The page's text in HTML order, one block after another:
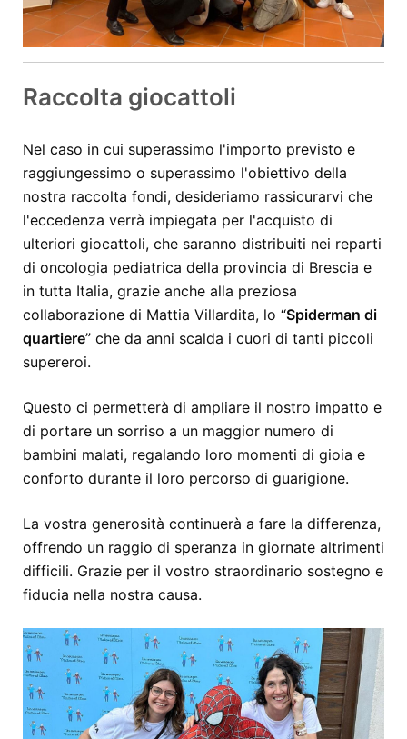
Raccolta giocattoli
Nel caso in cui superassimo l'importo previsto e
raggiungessimo o superassimo l'obiettivo della
nostra raccolta fondi, desideriamo rassicurarvi che
l'eccedenza verrà impiegata per l'acquisto di
ulteriori giocattoli, che saranno distribuiti nei reparti
di oncologia pediatrica della provincia di Brescia e
in tutta Italia, grazie anche alla preziosa
collaborazione di Mattia Villardita, lo “Spiderman di
quartiere” che da anni scalda i cuori di tanti piccoli
supereroi.
Questo ci permetterà di ampliare il nostro impatto e
di portare un sorriso a un maggior numero di
bambini malati, regalando loro momenti di gioia e
conforto durante il loro percorso di guarigione.
La vostra generosità continuerà a fare la differenza,
offrendo un raggio di speranza in giornate altrimenti
difficili. Grazie per il vostro straordinario sostegno e
fiducia nella nostra causa.